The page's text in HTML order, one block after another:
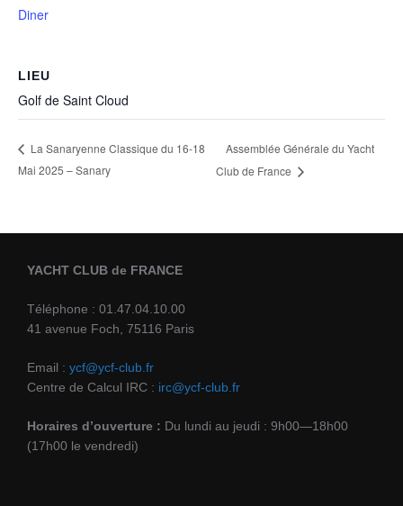
Diner
LIEU
Golf de Saint Cloud
La Sanaryenne Classique du 16-18
Mai 2025 – Sanary
Assemblée Générale du Yacht
Club de France
YACHT CLUB de FRANCE
Téléphone : 01.47.04.10.00
41 avenue Foch, 75116 Paris
Email : ycf@ycf-club.fr
Centre de Calcul IRC : irc@ycf-club.fr
Horaires d’ouverture : Du lundi au jeudi : 9h00—18h00
(17h00 le vendredi)